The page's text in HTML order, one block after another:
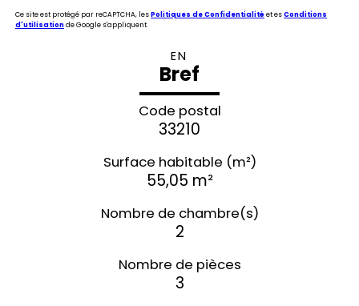
Ce site est protégé par reCAPTCHA, lesPolitiques de Confidentialitéet esConditions
d'utilisationde Google s'appliquent.
EN
Bref
Code postal
33210
Surface habitable (m²)
55,05 m²
Nombre de chambre(s)
2
Nombre de pièces
3